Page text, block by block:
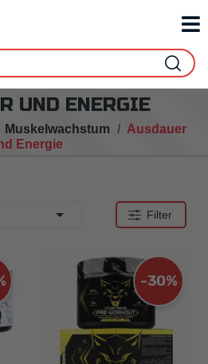
UND ENERGIE
Muskelwachstum
Ausdauer
Energie
 Filter
-30%